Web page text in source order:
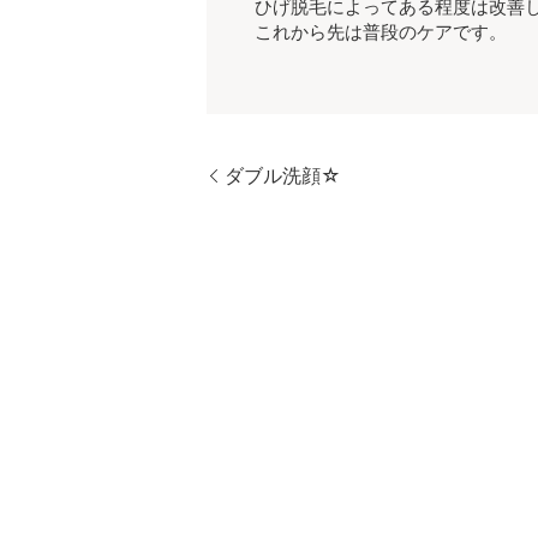
ひげ脱毛によってある程度は改善
これから先は普段のケアです。
ダブル洗顔☆